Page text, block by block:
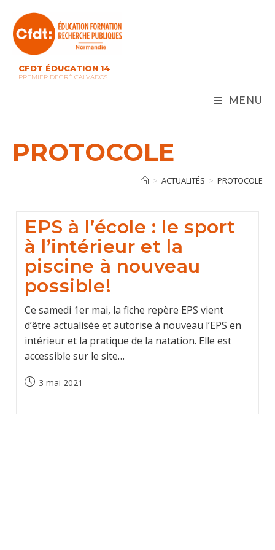
content
CFDT ÉDUCATION 14
PREMIER DEGRÉ CALVADOS
MENU
PROTOCOLE
> ACTUALITÉS > PROTOCOLE
EPS à l’école : le sport
à l’intérieur et la
piscine à nouveau
possible!
Ce samedi 1er mai, la fiche repère EPS vient
d’être actualisée et autorise à nouveau l’EPS en
intérieur et la pratique de la natation. Elle est
accessible sur le site…
Post3 mai 2021